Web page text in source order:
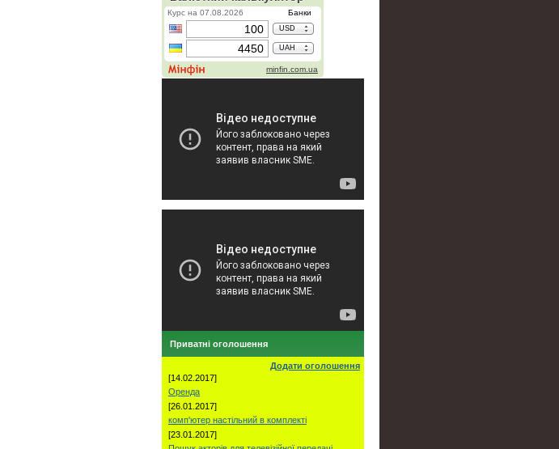
Приватні оголошення
Додати оголошення
[14.02.2017]
Оренда
[26.01.2017]
комп'ютер настільний в комплекті
[23.01.2017]